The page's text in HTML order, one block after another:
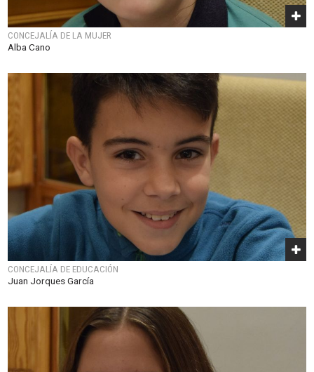
CONCEJALÍA DE LA MUJER
Alba Cano
CONCEJALÍA DE EDUCACIÓN
Juan Jorques García